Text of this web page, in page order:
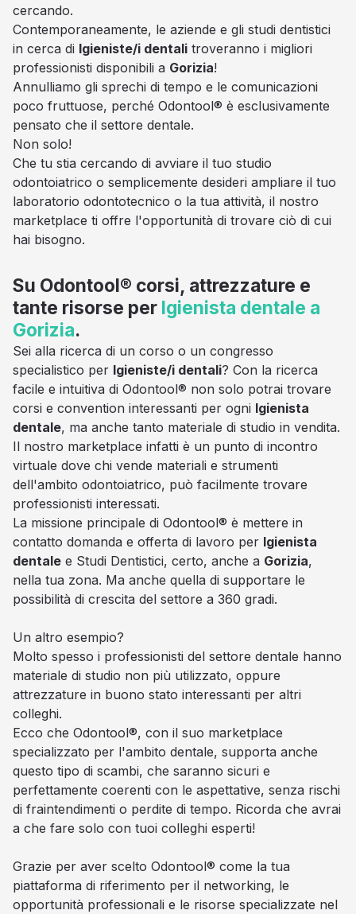
cercando.
Contemporaneamente, le aziende e gli studi dentistici
in cerca di Igieniste/i dentali troveranno i migliori
professionisti disponibili a Gorizia!
Annulliamo gli sprechi di tempo e le comunicazioni
poco fruttuose, perché Odontool® è esclusivamente
pensato che il settore dentale.
Non solo!
Che tu stia cercando di avviare il tuo studio
odontoiatrico o semplicemente desideri ampliare il tuo
laboratorio odontotecnico o la tua attività, il nostro
marketplace ti offre l'opportunità di trovare ciò di cui
hai bisogno.
Su Odontool® corsi, attrezzature e
tante risorse per Igienista dentale a
Gorizia.
Sei alla ricerca di un corso o un congresso
specialistico per Igieniste/i dentali? Con la ricerca
facile e intuitiva di Odontool® non solo potrai trovare
corsi e convention interessanti per ogni Igienista
dentale, ma anche tanto materiale di studio in vendita.
Il nostro marketplace infatti è un punto di incontro
virtuale dove chi vende materiali e strumenti
dell'ambito odontoiatrico, può facilmente trovare
professionisti interessati.
La missione principale di Odontool® è mettere in
contatto domanda e offerta di lavoro per Igienista
dentale e Studi Dentistici, certo, anche a Gorizia,
nella tua zona. Ma anche quella di supportare le
possibilità di crescita del settore a 360 gradi.
Un altro esempio?
Molto spesso i professionisti del settore dentale hanno
materiale di studio non più utilizzato, oppure
attrezzature in buono stato interessanti per altri
colleghi.
Ecco che Odontool®, con il suo marketplace
specializzato per l'ambito dentale, supporta anche
questo tipo di scambi, che saranno sicuri e
perfettamente coerenti con le aspettative, senza rischi
di fraintendimenti o perdite di tempo. Ricorda che avrai
a che fare solo con tuoi colleghi esperti!
Grazie per aver scelto Odontool® come la tua
piattaforma di riferimento per il networking, le
opportunità professionali e le risorse specializzate nel